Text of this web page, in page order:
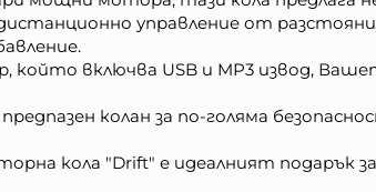
управление от
който включва USB и MP3 извод,
колан за по-голяма
кола "Drift" е идеалният подарък